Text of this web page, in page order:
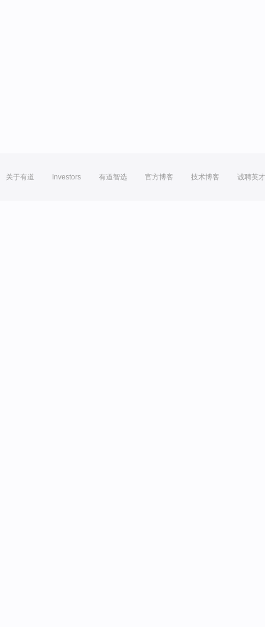
关于有道 Investors 有道智选 官方博客 技术博客 诚聘英才